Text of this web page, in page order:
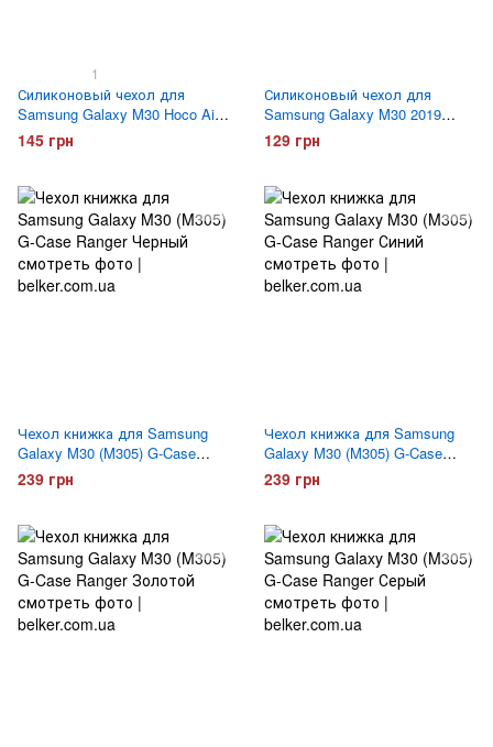
1
Силиконовый чехол для
Samsung Galaxy M30 Hoco Air
Case прозрачный
145 грн
Силиконовый чехол для
Samsung Galaxy M30 2019
(M305) Belker Черный
129 грн
Чехол книжка для Samsung
Galaxy M30 (M305) G-Case
Ranger Черный
239 грн
Чехол книжка для Samsung
Galaxy M30 (M305) G-Case
Ranger Синий
239 грн